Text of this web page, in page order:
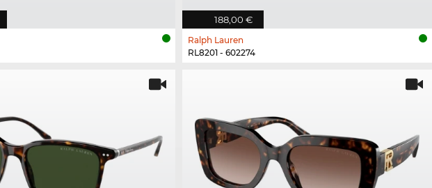
188,00 €
Ralph Lauren
RL8201 - 602274